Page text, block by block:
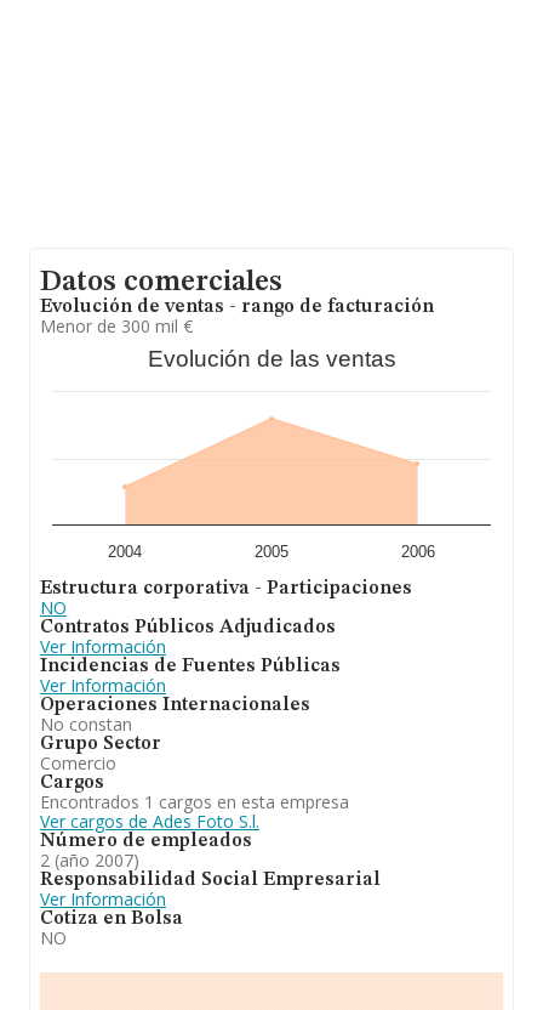
Datos comerciales
Evolución de ventas - rango de facturación
Menor de 300 mil €
Evolución de las ventas
2004 2005 2006
Estructura corporativa - Participaciones
NO
Contratos Públicos Adjudicados
Ver Información
Incidencias de Fuentes Públicas
Ver Información
Operaciones Internacionales
No constan
Grupo Sector
Comercio
Cargos
Encontrados 1 cargos en esta empresa
Ver cargos de Ades Foto S.l.
Número de empleados
2 (año 2007)
Responsabilidad Social Empresarial
Ver Información
Cotiza en Bolsa
NO